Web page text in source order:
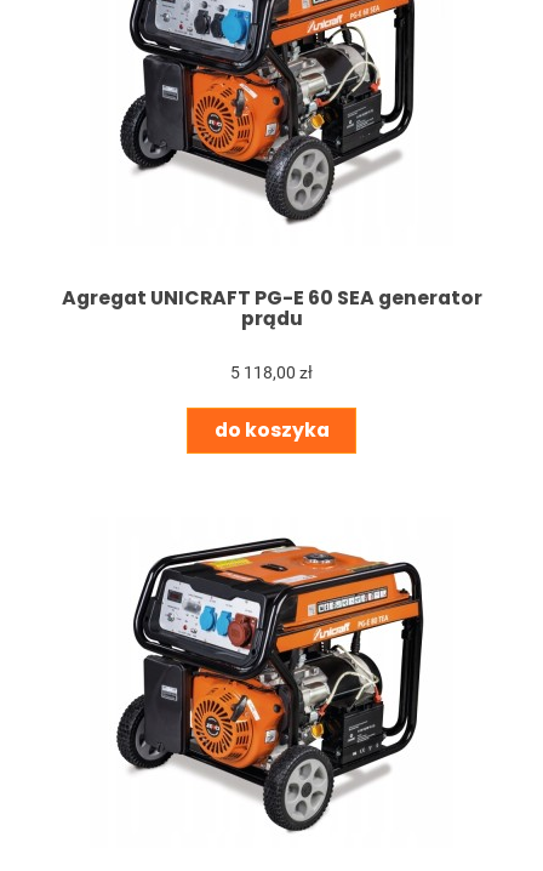
Agregat UNICRAFT PG-E 60 SEA generator
prądu
5 118,00 zł
do koszyka